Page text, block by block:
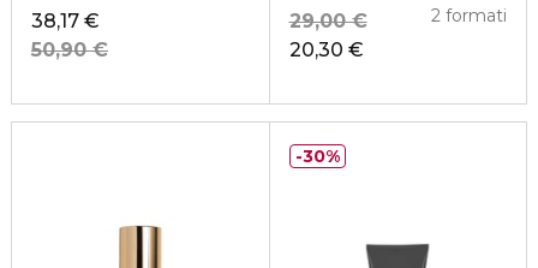
38,17 €
50,90 €
20,30 €
29,00 € 2 formati
30%